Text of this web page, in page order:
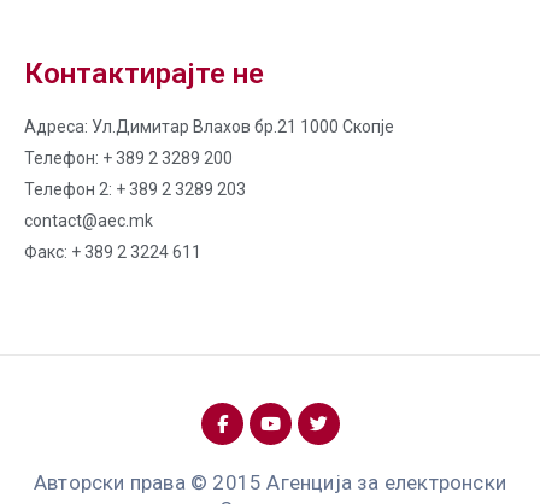
Контактирајте не
Адреса: Ул.Димитар Влахов бр.21 1000 Скопје
Телефон: + 389 2 3289 200
Телефон 2: + 389 2 3289 203
contact@aec.mk
Факс: + 389 2 3224 611
Авторски права © 2015 Агенција за електронски